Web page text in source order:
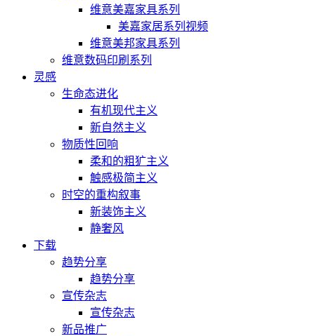
维意美嘉家具系列
美嘉家居系列视频
维意美邦家具系列
维意数码印刷系列
灵感
生命态进化
有机现代主义
新自然主义
物质性回响
柔和的粗犷主义
触感极简主义
时空的重构叙事
新装饰主义
静奢风
下载
趋势分享
趋势分享
宣传杂志
宣传杂志
新品推广